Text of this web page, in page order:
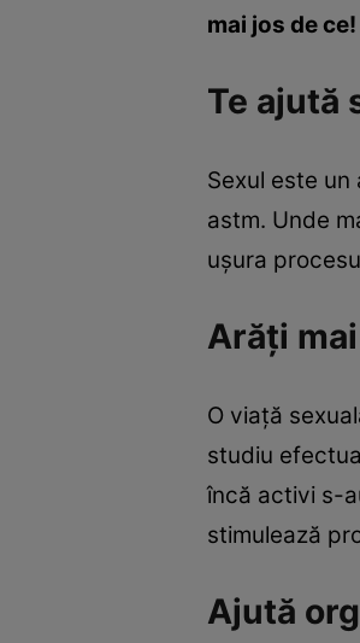
mai jos de ce!
Te ajută
Sexul este
astm. Unde
uşura
Arăţi
O viaţă
studiu
încă activi s-
stimulează
Ajută